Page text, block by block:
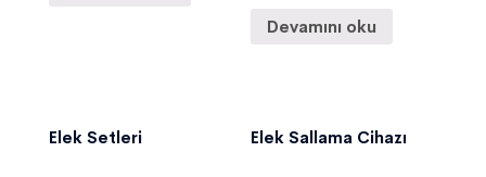
Devamını oku
Elek Setleri Elek Sallama Cihazı